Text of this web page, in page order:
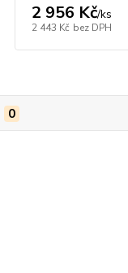
2 956 Kč/ks
2 443 Kč bez DPH
0